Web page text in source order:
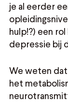
je al eerder
hulp!?) een
depressie bij
We weten
het